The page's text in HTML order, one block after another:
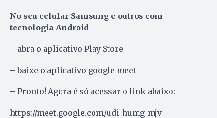
No seu celular Samsung e outros com
tecnologia Android
– abra o aplicativo Play Store
– baixe o aplicativo google meet
– Pronto! Agora é só acessar o link abaixo:
https://meet.google.com/udi-humg-mjv